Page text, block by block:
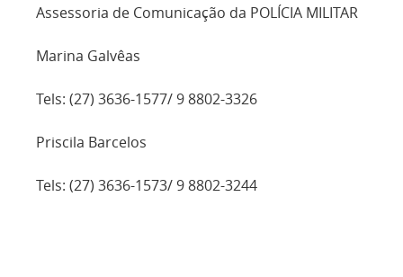
Assessoria de Comunicação da POLÍCIA MILITAR
Marina Galvêas
Tels: (27) 3636-1577/ 9 8802-3326
Priscila Barcelos
Tels: (27) 3636-1573/ 9 8802-3244